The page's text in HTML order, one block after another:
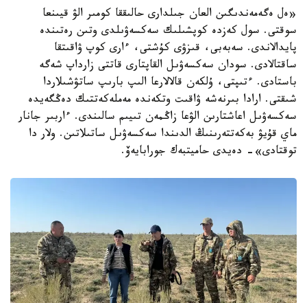
«ەل ەگەمەندىگىن العان جىلدارى حالىققا كومىر الۋ قيىنعا
سوقتى. سول كەزدە كوپشىلىك سەكسەۋىلدى وتىن رەتىندە
پايدالاندى. سەبەبى، قىزۋى كۇشتى، ءارى كوپ ۋاقىتقا
ساقتالادى. سودان سەكسەۋىل القاپتارى قاتتى زارداپ شەگە
باستادى. ءتىپتى، ۇلكەن قالالارعا الىپ بارىپ ساتۋشىلاردا
شىقتى. ارادا بىرنەشە ۋاقىت وتكەندە مەملەكەتتىك دەڭگەيدە
سەكسەۋىل اعاشتارىن الۋعا زاڭمەن تىيىم سالىندى. ءاربىر جانار
ماي قۇيۋ بەكەتتەرىنىڭ الدىندا سەكسەۋىل ساتىلاتىن. ولار دا
توقتادى»- دەيدى حاميتبەك جورابايەۆ.